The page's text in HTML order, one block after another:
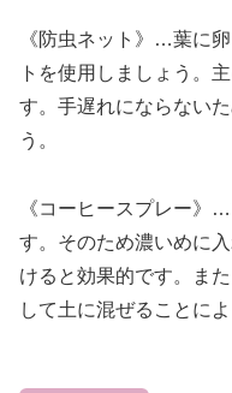
《防虫ネット》…葉に
トを使用しましょう。
す。手遅れにならない
う。
《コーヒースプレー》
す。そのため濃いめに
けると効果的です。ま
して土に混ぜることに